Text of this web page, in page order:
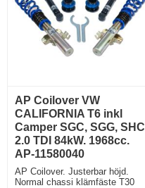
AP Coilover VW
CALIFORNIA T6 inkl
Camper SGC, SGG, SHC
2.0 TDI 84kW. 1968cc.
AP-11580040
AP Coilover. Justerbar höjd.
Normal chassi klämfäste T30